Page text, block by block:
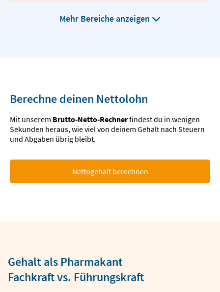
Mehr Bereiche anzeigen
Berechne deinen Nettolohn
Mit unserem Brutto-Netto-Rechnerfindest du in wenigen
Sekunden heraus, wie viel von deinem Gehalt nach Steuern
und Abgaben übrig bleibt.
Nettogehalt berechnen
Gehalt als Pharmakant
Fachkraft vs. Führungskraft